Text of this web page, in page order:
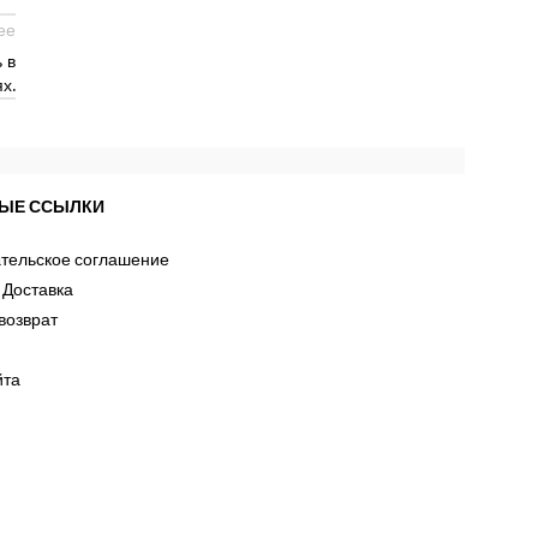
в
ССЫЛКИ
соглашение